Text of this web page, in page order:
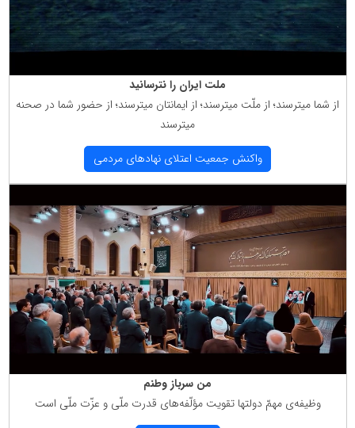
ملت ایران را نترسانید
از شما میترسند؛ از ملّت میترسند؛ از ایمانتان میترسند؛ از حضور شما در صحنه
میترسند
واكنش جمعیت اعتلای نهادهای مردمی
من سرباز وطنم
وظیفه‌ی مهمّ دولتها تقویت مؤلّفه‌های قدرت ملّی و عزّت ملّی است